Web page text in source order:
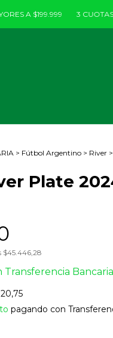
A $199.999 3 CUOTAS SIN
> Fútbol Argentino > River >
Plate
$45.446,28
Transferencia Bancaria
pagando con